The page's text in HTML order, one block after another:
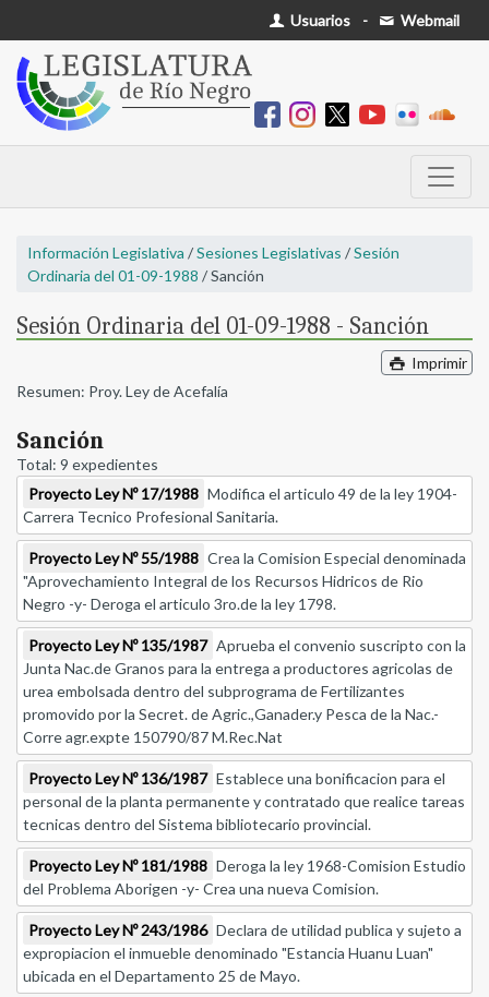
Usuarios - Webmail
Información Legislativa /Sesiones Legislativas /Sesión
Ordinaria del 01-09-1988 / Sanción
Sesión Ordinaria del 01-09-1988 - Sanción
Imprimir
Resumen: Proy. Ley de Acefalía
Sanción
Total: 9 expedientes
Proyecto Ley Nº 17/1988 Modifica el articulo 49 de la ley 1904-
Carrera Tecnico Profesional Sanitaria.
Proyecto Ley Nº 55/1988 Crea la Comision Especial denominada
"Aprovechamiento Integral de los Recursos Hidricos de Rio
Negro -y- Deroga el articulo 3ro.de la ley 1798.
Proyecto Ley Nº 135/1987 Aprueba el convenio suscripto con la
Junta Nac.de Granos para la entrega a productores agricolas de
urea embolsada dentro del subprograma de Fertilizantes
promovido por la Secret. de Agric.,Ganader.y Pesca de la Nac.-
Corre agr.expte 150790/87 M.Rec.Nat
Proyecto Ley Nº 136/1987 Establece una bonificacion para el
personal de la planta permanente y contratado que realice tareas
tecnicas dentro del Sistema bibliotecario provincial.
Proyecto Ley Nº 181/1988 Deroga la ley 1968-Comision Estudio
del Problema Aborigen -y- Crea una nueva Comision.
Proyecto Ley Nº 243/1986 Declara de utilidad publica y sujeto a
expropiacion el inmueble denominado "Estancia Huanu Luan"
ubicada en el Departamento 25 de Mayo.